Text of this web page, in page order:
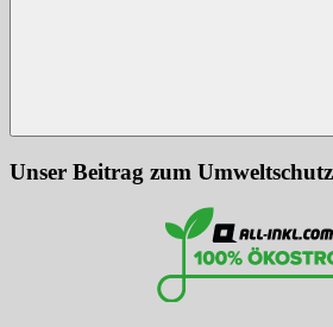
Suchen
Unser Beitrag zum Umweltschutz